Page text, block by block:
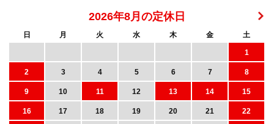
2026年8月の定休日
日 月 火 水 木 金
土
1
2
3 4 5 6 7
8
9
10 11 12 13 14
15
16
17 18 19 20 21
22